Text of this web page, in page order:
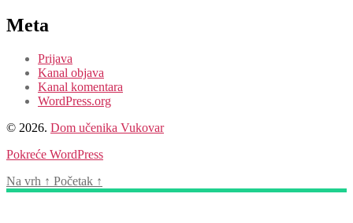
Meta
Prijava
Kanal objava
Kanal komentara
WordPress.org
© 2026. Dom učenika Vukovar
Pokreće WordPress
Na vrh ↑ Početak ↑